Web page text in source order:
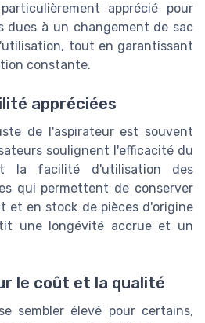
apprécié pour
dues à un changement de sac
tout en garantissant
constante.
appréciées
de l'aspirateur est souvent
soulignent l'efficacité du
la facilité d'utilisation des
qui permettent de conserver
et en stock de pièces d'origine
une longévité accrue et un
le coût et la qualité
sembler élevé pour certains,